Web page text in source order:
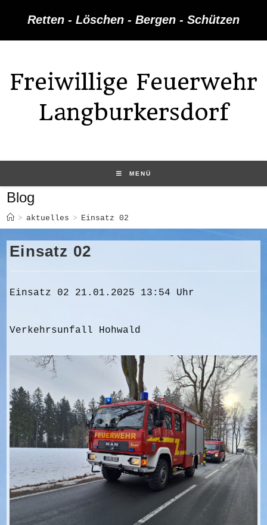
Retten - Löschen - Bergen - Schützen
Freiwillige Feuerwehr
Langburkersdorf
MENÜ
Blog
> aktuelles > Einsatz 02
Einsatz 02
Einsatz 02 21.01.2025 13:54 Uhr
Verkehrsunfall Hohwald